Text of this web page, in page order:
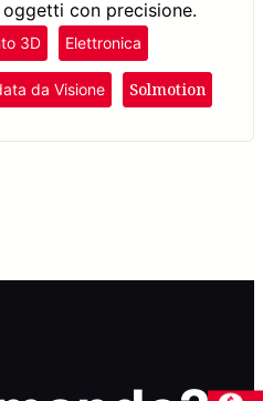
con precisione.
3D Elettronica
da Visione Solmotion